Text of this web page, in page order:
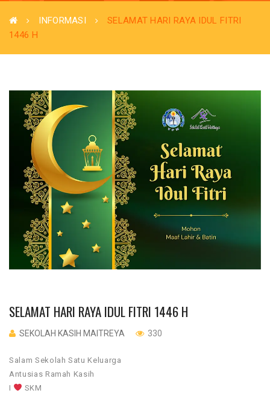
INFORMASI
SELAMAT HARI RAYA IDUL FITRI
1446 H
SELAMAT HARI RAYA IDUL FITRI 1446 H
SEKOLAH KASIH MAITREYA 330
Salam Sekolah Satu Keluarga
Antusias Ramah Kasih
I
SKM